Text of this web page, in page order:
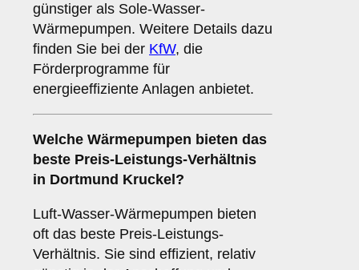
günstiger als Sole-Wasser-
Wärmepumpen. Weitere Details dazu
finden Sie bei der KfW, die
Förderprogramme für
energieeffiziente Anlagen anbietet.
Welche Wärmepumpen bieten das
beste Preis-Leistungs-Verhältnis
in Dortmund Kruckel?
Luft-Wasser-Wärmepumpen bieten
oft das beste Preis-Leistungs-
Verhältnis. Sie sind effizient, relativ